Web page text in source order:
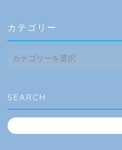
カテゴリー
テ
ー
SEARCH